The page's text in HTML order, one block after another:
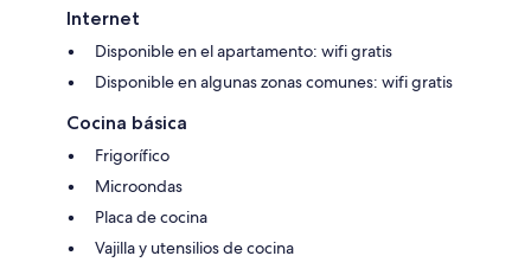
Internet
Disponible en el apartamento: wifi gratis
Disponible en algunas zonas comunes: wifi gratis
Cocina básica
Frigorífico
Microondas
Placa de cocina
Vajilla y utensilios de cocina